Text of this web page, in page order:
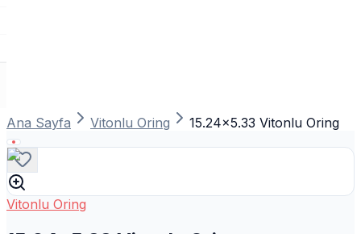
Ana Sayfa Vitonlu Oring 15.24x5.33 Vitonlu Oring
Vitonlu Oring